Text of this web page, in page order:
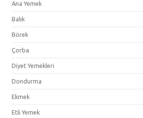
Ana Yemek
Balık
Börek
Çorba
Diyet Yemekleri
Dondurma
Ekmek
Etli Yemek